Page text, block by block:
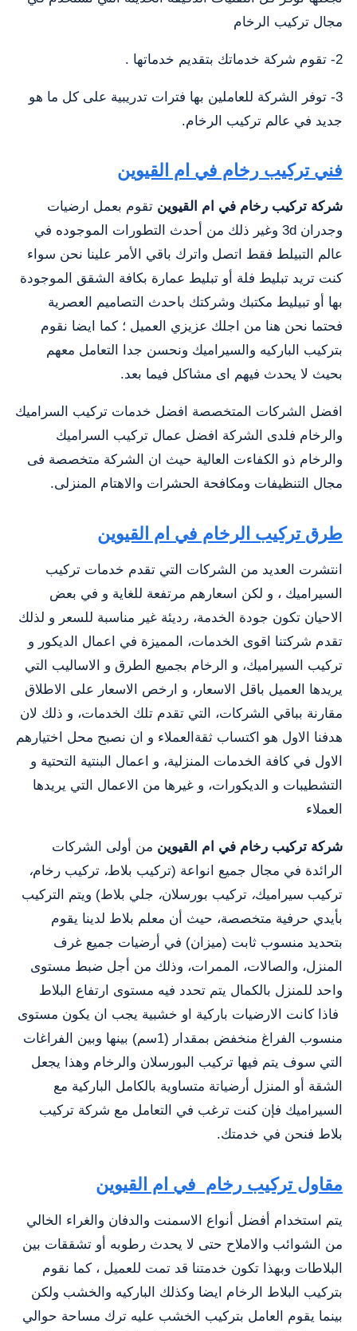
مجال تركيب الرخام
2- تقوم شركة خدماتك بتقديم خدماتها .
3- توفر الشركة للعاملين بها فترات تدريبية على كل ما هو
جديد في عالم تركيب الرخام.
فني تركيب رخام في ام القيوين
شركة تركيب رخام في ام القيوين تقوم بعمل ارضيات
وجدران 3d وغير ذلك من أحدث التطورات الموجوده في
عالم التبيلط فقط اتصل واترك باقي الأمر علينا نحن سواء
كنت تريد تبليط فلة أو تبليط عمارة بكافة الشقق الموجودة
بها أو تبيليط مكتبك وشركتك باحدث التصاميم العصرية
فحتما نحن هنا من اجلك عزيزي العميل ؛ كما ايضا نقوم
بتركيب الباركيه والسيراميك ونحسن جدا التعامل معهم
بحيث لا يحدث فيهم اى مشاكل فيما بعد.
افضل الشركات المتخصصة افضل خدمات تركيب السراميك
والرخام فلدى الشركة افضل عمال تركيب السراميك
والرخام ذو الكفاءت العالية حيث ان الشركة متخصصة فى
مجال التنظيفات ومكافحة الحشرات والاهتام المنزلى.
طرق تركيب الرخام في ام القيوين
انتشرت العديد من الشركات التي تقدم خدمات تركيب
السيراميك ، و لكن اسعارهم مرتفعة للغاية و في بعض
الاحيان تكون جودة الخدمة، رديئة غير مناسبة للسعر و لذلك
تقدم شركتنا اقوى الخدمات، المميزة في اعمال الديكور و
تركيب السيراميك، و الرخام بجميع الطرق و الاساليب التي
يريدها العميل باقل الاسعار، و ارخص الاسعار على الاطلاق
مقارنة بباقي الشركات، التي تقدم تلك الخدمات، و ذلك لان
هدفنا الاول هو اكتساب ثقةالعملاء و ان نصبح محل اختيارهم
الاول في كافة الخدمات المنزلية، و اعمال البنتية التحتية و
التشطيبات و الديكورات، و غيرها من الاعمال التي يريدها
العملاء
شركة تركيب رخام في ام القيوين من أولى الشركات
الرائدة في مجال جميع انواعة (تركيب بلاط، تركيب رخام،
تركيب سيراميك، تركيب بورسلان، جلي بلاط) ويتم التركيب
بأيدي حرفية متخصصة، حيث أن معلم بلاط لدينا يقوم
بتحديد منسوب ثابت (ميزان) في أرضيات جميع غرف
المنزل، والصالات، الممرات، وذلك من أجل ضبط مستوى
واحد للمنزل بالكمال يتم تحدد فيه مستوى ارتفاع البلاط
فاذا كانت الارضيات باركية او خشبية يجب ان يكون مستوى
منسوب الفراغ منخفض بمقدار (1سم) بينها وبين الفراغات
التي سوف يتم فيها تركيب البورسلان والرخام وهذا يجعل
الشقة أو المنزل أرضياتة متساوية بالكامل الباركية مع
السيراميك فإن كنت ترغب في التعامل مع شركة تركيب
بلاط فنحن في خدمتك.
مقاول تركيب رخام في ام القيوين
يتم استخدام أفضل أنواع الاسمنت والدفان والغراء الخالي
من الشوائب والاملاح حتى لا يحدث رطوبه أو تشققات بين
البلاطات وبهذا تكون خدمتنا قد تمت للعميل ، كما نقوم
بتركيب البلاط الرخام ايضا وكذلك الباركيه والخشب ولكن
بينما يقوم العامل بتركيب الخشب عليه ترك مساحة حوالي